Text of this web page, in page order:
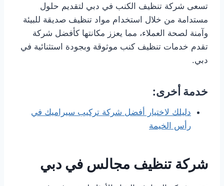
تسعى شركة تنظيف الكنب في دبي لتقديم حلول
مستدامة من خلال استخدام مواد تنظيف صديقة للبيئة
وآمنة لصحة العملاء، مما يعزز مكانتها كأفضل شركة
تقدم خدمات تنظيف كنب موثوقة وبجودة استثنائية في
دبي.
خدمة أخرى:
دليلك لاختيار أفضل شركة تركيب سيراميك في
رأس الخيمة
شركة تنظيف مجالس في دبي